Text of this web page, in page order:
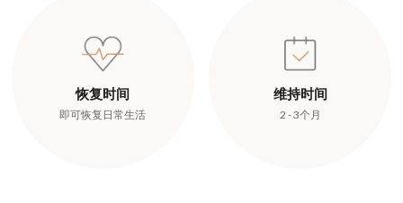
恢复时间
即可恢复日常生活
维持时间
2 - 3个月